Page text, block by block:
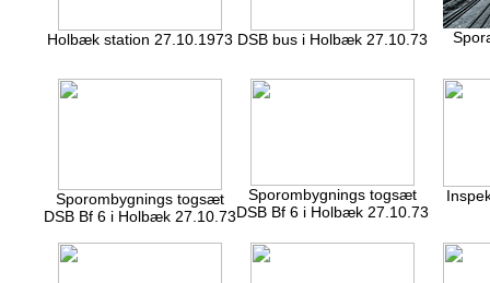
Holbæk station 27.10.1973 DSB bus i Holbæk 27.10.73
Sporombygnings togsæt
DSB Bf 6 i Holbæk 27.10.73
Sporombygnings togsæt
DSB Bf 6 i Holbæk 27.10.73